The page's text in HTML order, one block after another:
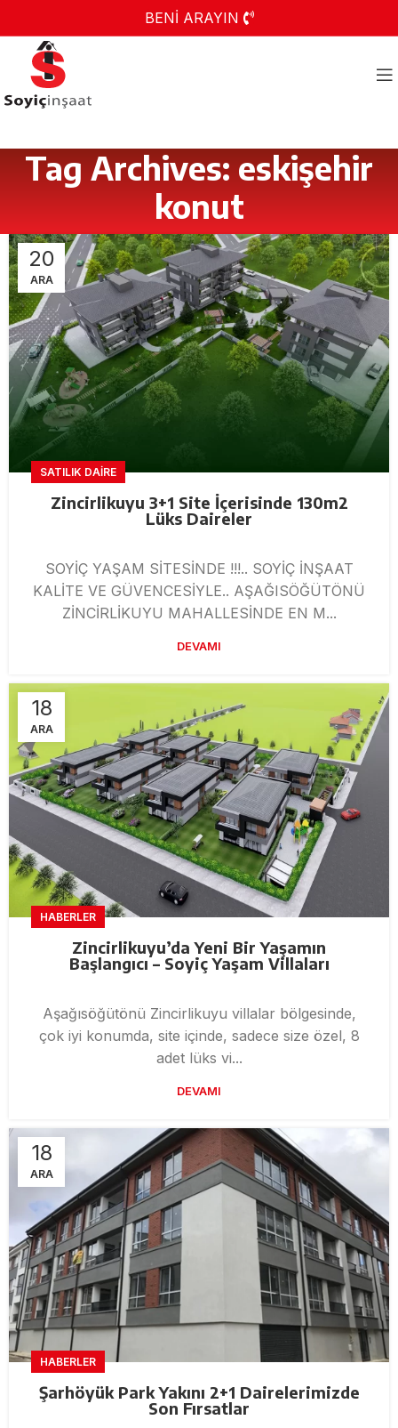
BENİ ARAYIN
Tag Archives: eskişehir
konut
20
ARA
SATILIK DAIRE
Zincirlikuyu 3+1 Site İçerisinde 130m2
Lüks Daireler
SOYİÇ YAŞAM SİTESİNDE !!!.. SOYİÇ İNŞAAT
KALİTE VE GÜVENCESİYLE.. AŞAĞISÖĞÜTÖNÜ
ZİNCİRLİKUYU MAHALLESİNDE EN M...
DEVAMI
18
ARA
HABERLER
Zincirlikuyu’da Yeni Bir Yaşamın
Başlangıcı – Soyiç Yaşam Villaları
Aşağısöğütönü Zincirlikuyu villalar bölgesinde,
çok iyi konumda, site içinde, sadece size özel, 8
adet lüks vi...
DEVAMI
18
ARA
HABERLER
Şarhöyük Park Yakını 2+1 Dairelerimizde
Son Fırsatlar